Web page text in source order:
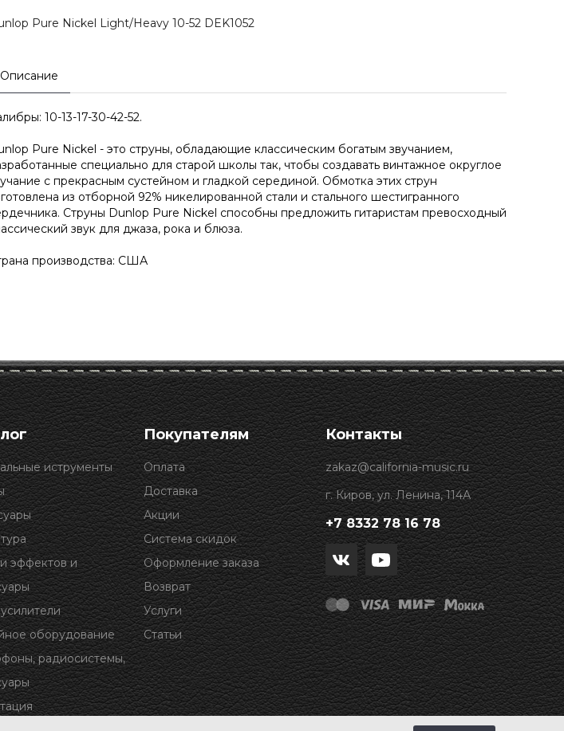
Pure Nickel Light/Heavy 10-52 DEK1052
Описание
10-13-17-30-42-52.
Pure Nickel - это струны, обладающие классическим богатым звучанием,
специально для старой школы так, чтобы создавать винтажное округлое
с прекрасным сустейном и гладкой серединой. Обмотка этих струн
из отборной 92% никелированной стали и стального шестигранного
Струны Dunlop Pure Nickel способны предложить гитаристам превосходный
звук для джаза, рока и блюза.
производства: США
иструменты
эффектов и
оборудование
радиосистемы,
Покупателям
Оплата
Доставка
Акции
Система скидок
Оформление заказа
Возврат
Услуги
Статьи
Контакты
zakaz@california-music.ru
г. Киров, ул. Ленина, 114А
+7 8332 78 16 78